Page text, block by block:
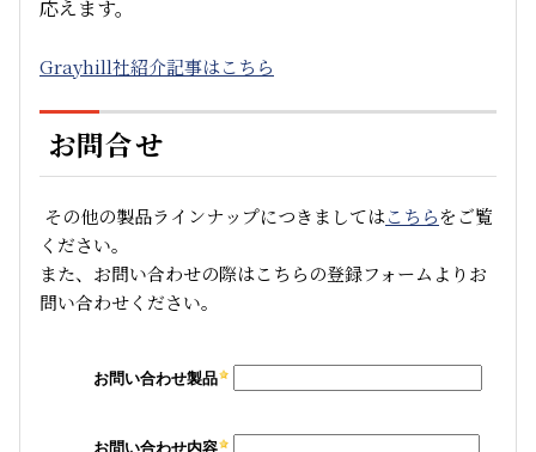
応えます。
Grayhill社紹介記事はこちら
お問合せ
その他の製品ラインナップにつきましてはこちらをご覧
ください。
また、お問い合わせの際はこちらの登録フォームよりお
問い合わせください。